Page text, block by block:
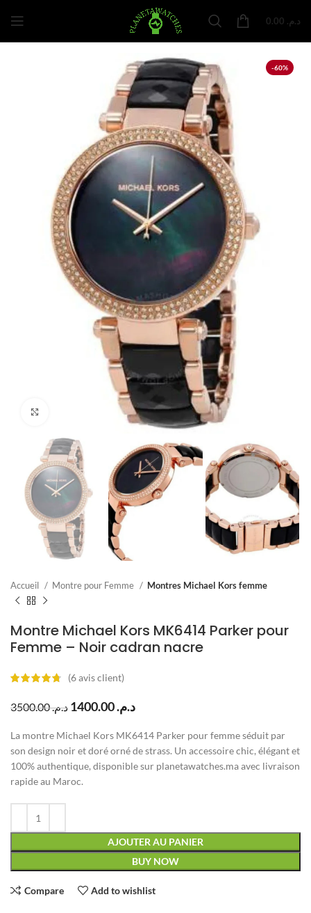
د.م.
-60%
Accueil Montre pour Femme Montres Michael Kors femme
Montre Michael Kors MK6414 Parker pour
Femme – Noir cadran nacre
(6avis client)
د.م.3500.00 د.م.
La montre Michael Kors MK6414 Parker pour femme séduit par
son design noir et doré orné de strass. Un accessoire chic, élégant et
100% authentique, disponible sur planetawatches.ma avec livraison
rapide au Maroc.
AJOUTER AU PANIER
BUY NOW
Compare Add to wishlist